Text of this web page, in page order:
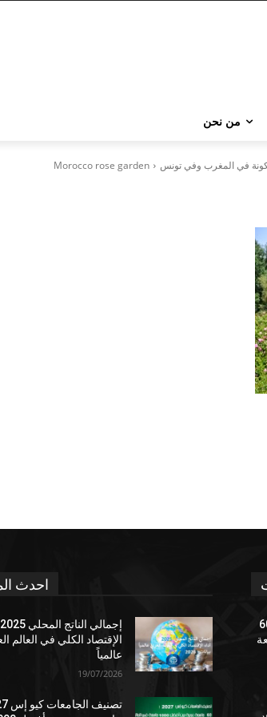
من نحن
في المغرب وفي تونس Morocco rose garden
احدث
الإقتصاد الكلي في العالم
عالمياً
19/07/2026
إس 2027 | 60
جامعة